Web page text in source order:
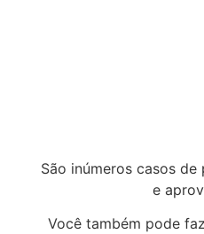
São inúmeros casos
e
Você também pode